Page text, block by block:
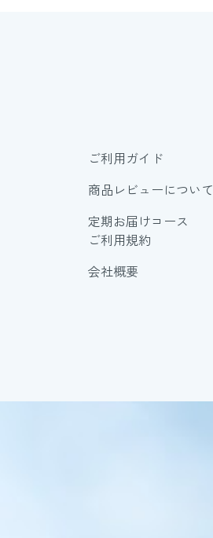
ご利用ガイド
定期お届けコース
ご利用規約
商品レビューについて
会社概要